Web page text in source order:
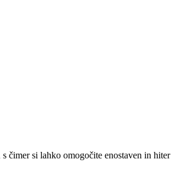
čimer si lahko omogočite enostaven in hiter